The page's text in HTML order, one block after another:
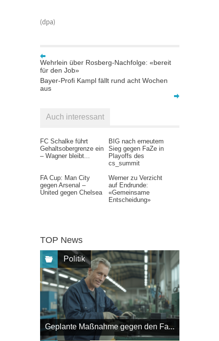
(dpa)
Wehrlein über Rosberg-Nachfolge: «bereit
für den Job»
Bayer-Profi Kampl fällt rund acht Wochen
aus
Auch interessant
FC Schalke führt
Gehaltsobergrenze ein
– Wagner bleibt...
BIG nach erneutem
Sieg gegen FaZe in
Playoffs des
cs_summit
FA Cup: Man City
gegen Arsenal –
United gegen Chelsea
Werner zu Verzicht
auf Endrunde:
«Gemeinsame
Entscheidung»
TOP News
Politik
Geplante Maßnahme gegen den Fa...